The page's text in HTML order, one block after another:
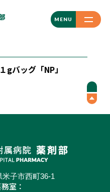
MENU
CLOSE
gバッグ「NP」
米子市西町36-1
室：